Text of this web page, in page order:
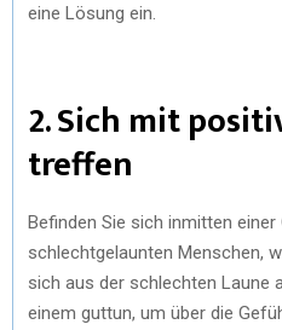
eine Lösung ein.
2. Sich mit
treffen
Befinden Sie sich inmitten einer
schlechtgelaunten Menschen,
sich aus der schlechten Laune
einem guttun, um über die